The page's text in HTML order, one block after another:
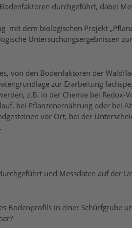
durchgeführt, dabei
mit dem biologischen Projekt
Untersuchungsergebnissen
von den Bodenfaktoren der
zur Erarbeitung
z.B. in der Chemie bei
bei Pflanzenernährung oder bei
vor Ort, bei der
und Messdaten auf der
Bodenprofils in einer Schürfgrube